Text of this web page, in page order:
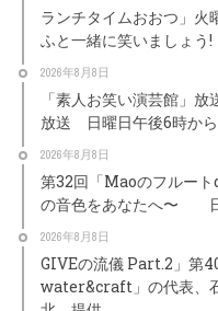
ランチタイムおおつ」
ふと一緒に笑いましょう!
2026年8月8日
「素人お笑い演芸館」
放送 日曜日午後6時か
2026年8月8日
第32回「Maoのフルー
の音色をあなたへ〜 日
2026年8月8日
GIVEの流儀 Part.2」第
water&craft」の代表、